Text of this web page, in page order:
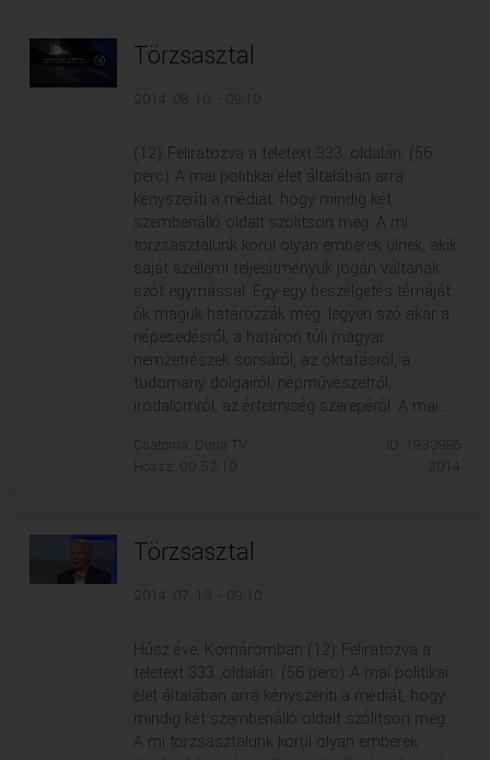
Törzsasztal
2014. 08. 10. - 09:10
(12) Feliratozva a teletext 333. oldalán. (56
perc) A mai politikai élet általában arra
kényszeríti a médiát, hogy mindig két
szembenálló oldalt szólítson meg. A mi
törzsasztalunk körül olyan emberek ülnek, akik
saját szellemi teljesítményük jogán váltanak
szót egymással. Egy-egy beszélgetés témáját
ők maguk határozzák meg, legyen szó akár a
népesedésről, a határon túli magyar
nemzetrészek sorsáról, az oktatásról, a
tudomány dolgairól, népművészetről,
irodalomról, az értelmiség szerepéről. A mai...
Csatorna: Duna TV
Hossz: 00:52:10
2014
Törzsasztal
2014. 07. 13. - 09:10
Húsz éve, Komáromban (12) Feliratozva a
teletext 333. oldalán. (56 perc) A mai politikai
élet általában arra kényszeríti a médiát, hogy
mindig két szembenálló oldalt szólítson meg.
A mi törzsasztalunk körül olyan emberek